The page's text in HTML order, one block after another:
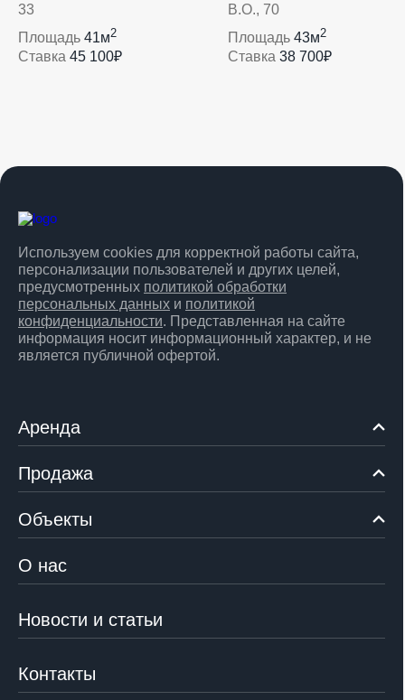
33
Площадь 41м2
Ставка 45 100₽
В.О., 70
Площадь 43м2
Ставка 38 700₽
Используем cookies для корректной работы сайта,
персонализации пользователей и других целей,
предусмотренных политикой обработки
персональных данных и политикой
конфиденциальности. Представленная на сайте
информация носит информационный характер, и не
является публичной офертой.
Аренда
Продажа
Объекты
О нас
Новости и статьи
Контакты